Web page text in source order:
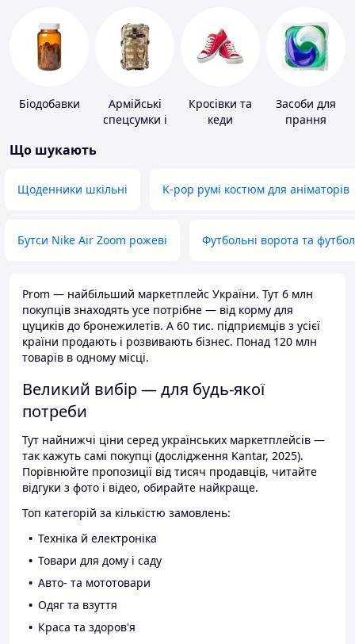
Біодобавки
Армійські
спецсумки і
Кросівки та
кеди
Засоби для
прання
Що шукають
Щоденники шкільні K-pop румі костюм для аніматорів
Бутси Nike Air Zoom рожеві Футбольні ворота та
Prom — найбільший маркетплейс України. Тут 6 млн
покупців знаходять усе потрібне — від корму для
цуциків до бронежилетів. А 60 тис. підприємців з усієї
країни продають і розвивають бізнес. Понад 120 млн
товарів в одному місці.
Великий вибір — для будь-якої
потреби
Тут найнижчі ціни серед українських маркетплейсів —
так кажуть самі покупці (дослідження Kantar, 2025).
Порівнюйте пропозиції від тисяч продавців, читайте
відгуки з фото і відео, обирайте найкраще.
Топ категорій за кількістю замовлень:
Техніка й електроніка
Товари для дому і саду
Авто- та мототовари
Одяг та взуття
Краса та здоров'я